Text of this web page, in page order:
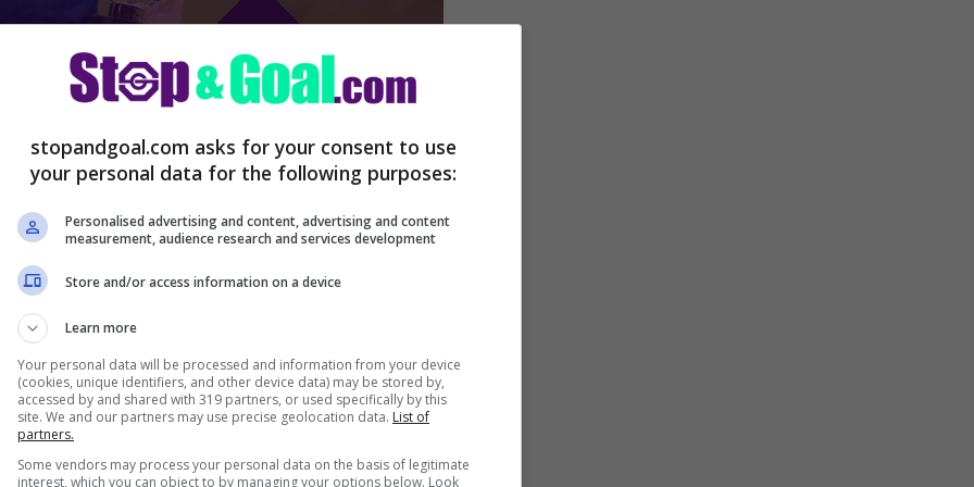
Presse)
la notizia
stopandgoal.com asks for your consent to use
your personal data for the following purposes:
Personalised advertising and content, advertising and content
measurement, audience research and services development
Store and/or access information on a device
Learn more
Your personal data will be processed and information from your device
(cookies, unique identifiers, and other device data) may be stored by,
accessed by and shared with 319 partners, or used specifically by this
site. We and our partners may use precise geolocation data. List of
partners.
Some vendors may process your personal data on the basis of legitimate
interest, which you can object to by managing your options below. Look